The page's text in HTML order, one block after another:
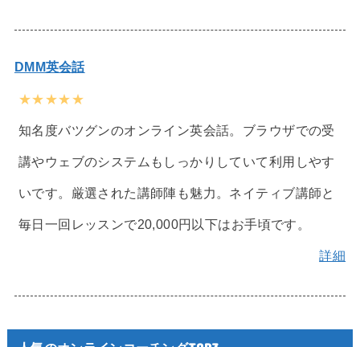
DMM英会話
★★★★★
知名度バツグンのオンライン英会話。ブラウザでの受
講やウェブのシステムもしっかりしていて利用しやす
いです。厳選された講師陣も魅力。ネイティブ講師と
毎日一回レッスンで20,000円以下はお手頃です。
詳細